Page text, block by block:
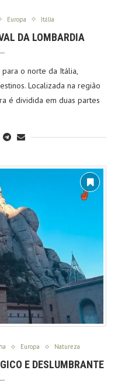
Europa Itália
DA LOMBARDIA
o norte da Itália,
Localizada na região
é dividida em duas partes
Europa Natureza
E DESLUMBRANTE